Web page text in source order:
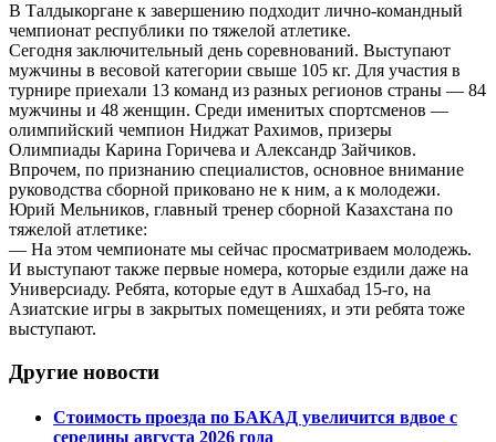
В Талдыкоргане к завершению подходит лично-командный
чемпионат республики по тяжелой атлетике.
Сегодня заключительный день соревнований. Выступают
мужчины в весовой категории свыше 105 кг. Для участия в
турнире приехали 13 команд из разных регионов страны — 84
мужчины и 48 женщин. Среди именитых спортсменов —
олимпийский чемпион Ниджат Рахимов, призеры
Олимпиады Карина Горичева и Александр Зайчиков.
Впрочем, по признанию специалистов, основное внимание
руководства сборной приковано не к ним, а к молодежи.
Юрий Мельников, главный тренер сборной Казахстана по
тяжелой атлетике:
— На этом чемпионате мы сейчас просматриваем молодежь.
И выступают также первые номера, которые ездили даже на
Универсиаду. Ребята, которые едут в Ашхабад 15-го, на
Азиатские игры в закрытых помещениях, и эти ребята тоже
выступают.
Другие новости
Стоимость проезда по БАКАД увеличится вдвое с
середины августа 2026 года